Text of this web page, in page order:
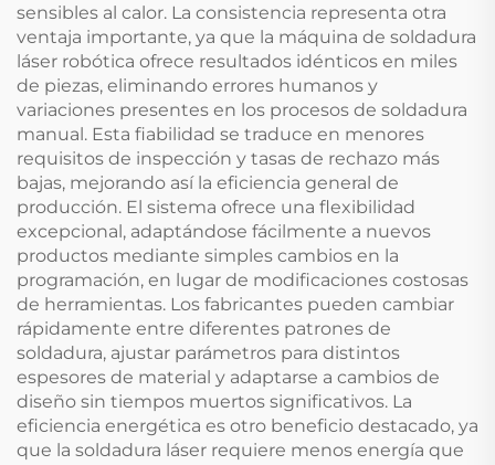
sensibles al calor. La consistencia representa otra
ventaja importante, ya que la máquina de soldadura
láser robótica ofrece resultados idénticos en miles
de piezas, eliminando errores humanos y
variaciones presentes en los procesos de soldadura
manual. Esta fiabilidad se traduce en menores
requisitos de inspección y tasas de rechazo más
bajas, mejorando así la eficiencia general de
producción. El sistema ofrece una flexibilidad
excepcional, adaptándose fácilmente a nuevos
productos mediante simples cambios en la
programación, en lugar de modificaciones costosas
de herramientas. Los fabricantes pueden cambiar
rápidamente entre diferentes patrones de
soldadura, ajustar parámetros para distintos
espesores de material y adaptarse a cambios de
diseño sin tiempos muertos significativos. La
eficiencia energética es otro beneficio destacado, ya
que la soldadura láser requiere menos energía que